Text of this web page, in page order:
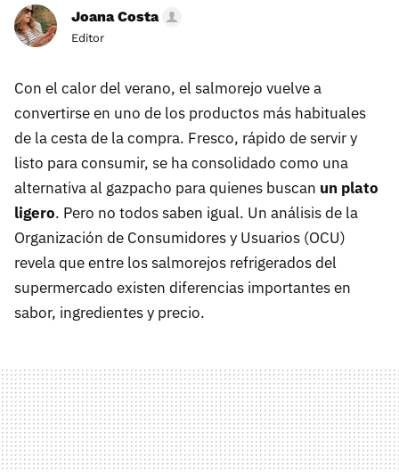
Joana Costa
Editor
Con el calor del verano, el salmorejo vuelve a
convertirse en uno de los productos más habituales
de la cesta de la compra. Fresco, rápido de servir y
listo para consumir, se ha consolidado como una
alternativa al gazpacho para quienes buscan un plato
ligero. Pero no todos saben igual. Un análisis de la
Organización de Consumidores y Usuarios (OCU)
revela que entre los salmorejos refrigerados del
supermercado existen diferencias importantes en
sabor, ingredientes y precio.